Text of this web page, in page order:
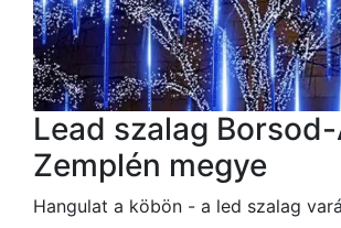
Lead szalag
Zemplén megye
Hangulat a köbön - a led szalag